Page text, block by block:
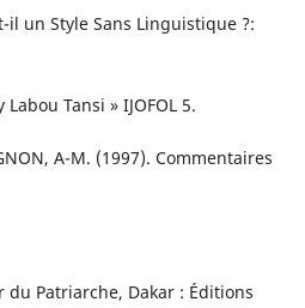
t-il un Style Sans Linguistique ?:
Labou Tansi » IJOFOL 5.
A-M. (1997). Commentaires
du Patriarche, Dakar : Éditions